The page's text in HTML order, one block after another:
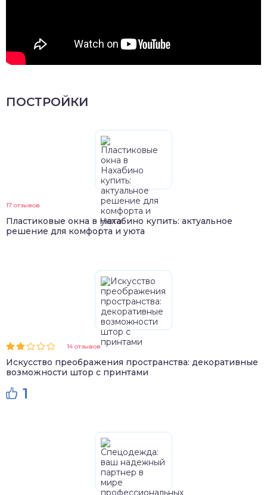
ПОСТРОЙКИ
17 отзывов
Пластиковые окна в Нахабино купить: актуальное
решение для комфорта и уюта
14 отзывов
Искусство преображения пространства: декоративные
возможности штор с принтами
1